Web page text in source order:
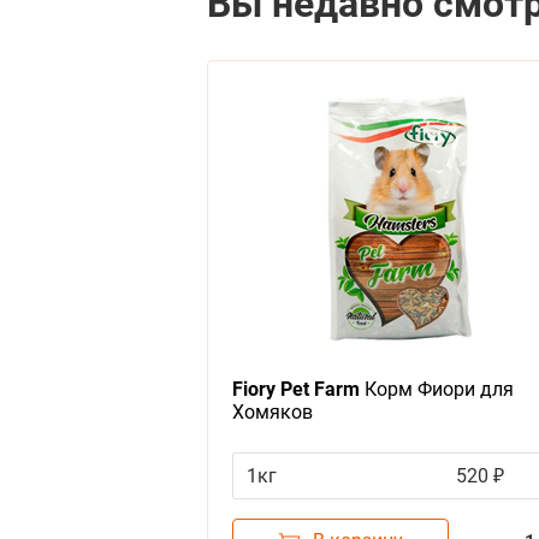
Fiory Pet Farm Корм Фиори для
Хомяков
1кг 520 ₽